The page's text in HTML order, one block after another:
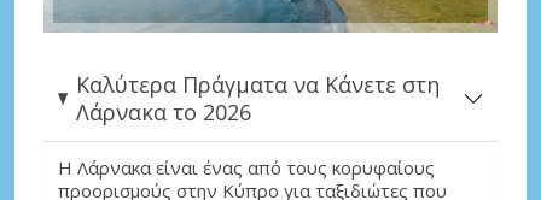
Καλύτερα Πράγματα να Κάνετε στη
Λάρνακα το 2026
Η Λάρνακα είναι ένας από τους κορυφαίους
προορισμούς στην Κύπρο για ταξιδιώτες που